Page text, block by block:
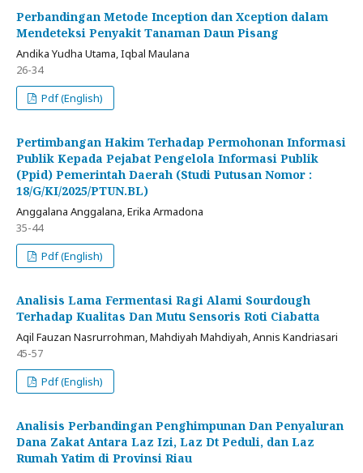
Perbandingan Metode Inception dan Xception dalam
Mendeteksi Penyakit Tanaman Daun Pisang
Andika Yudha Utama, Iqbal Maulana
26-34
Pdf (English)
Pertimbangan Hakim Terhadap Permohonan Informasi
Publik Kepada Pejabat Pengelola Informasi Publik
(Ppid) Pemerintah Daerah (Studi Putusan Nomor :
18/G/KI/2025/PTUN.BL)
Anggalana Anggalana, Erika Armadona
35-44
Pdf (English)
Analisis Lama Fermentasi Ragi Alami Sourdough
Terhadap Kualitas Dan Mutu Sensoris Roti Ciabatta
Aqil Fauzan Nasrurrohman, Mahdiyah Mahdiyah, Annis Kandriasari
45-57
Pdf (English)
Analisis Perbandingan Penghimpunan Dan Penyaluran
Dana Zakat Antara Laz Izi, Laz Dt Peduli, dan Laz
Rumah Yatim di Provinsi Riau